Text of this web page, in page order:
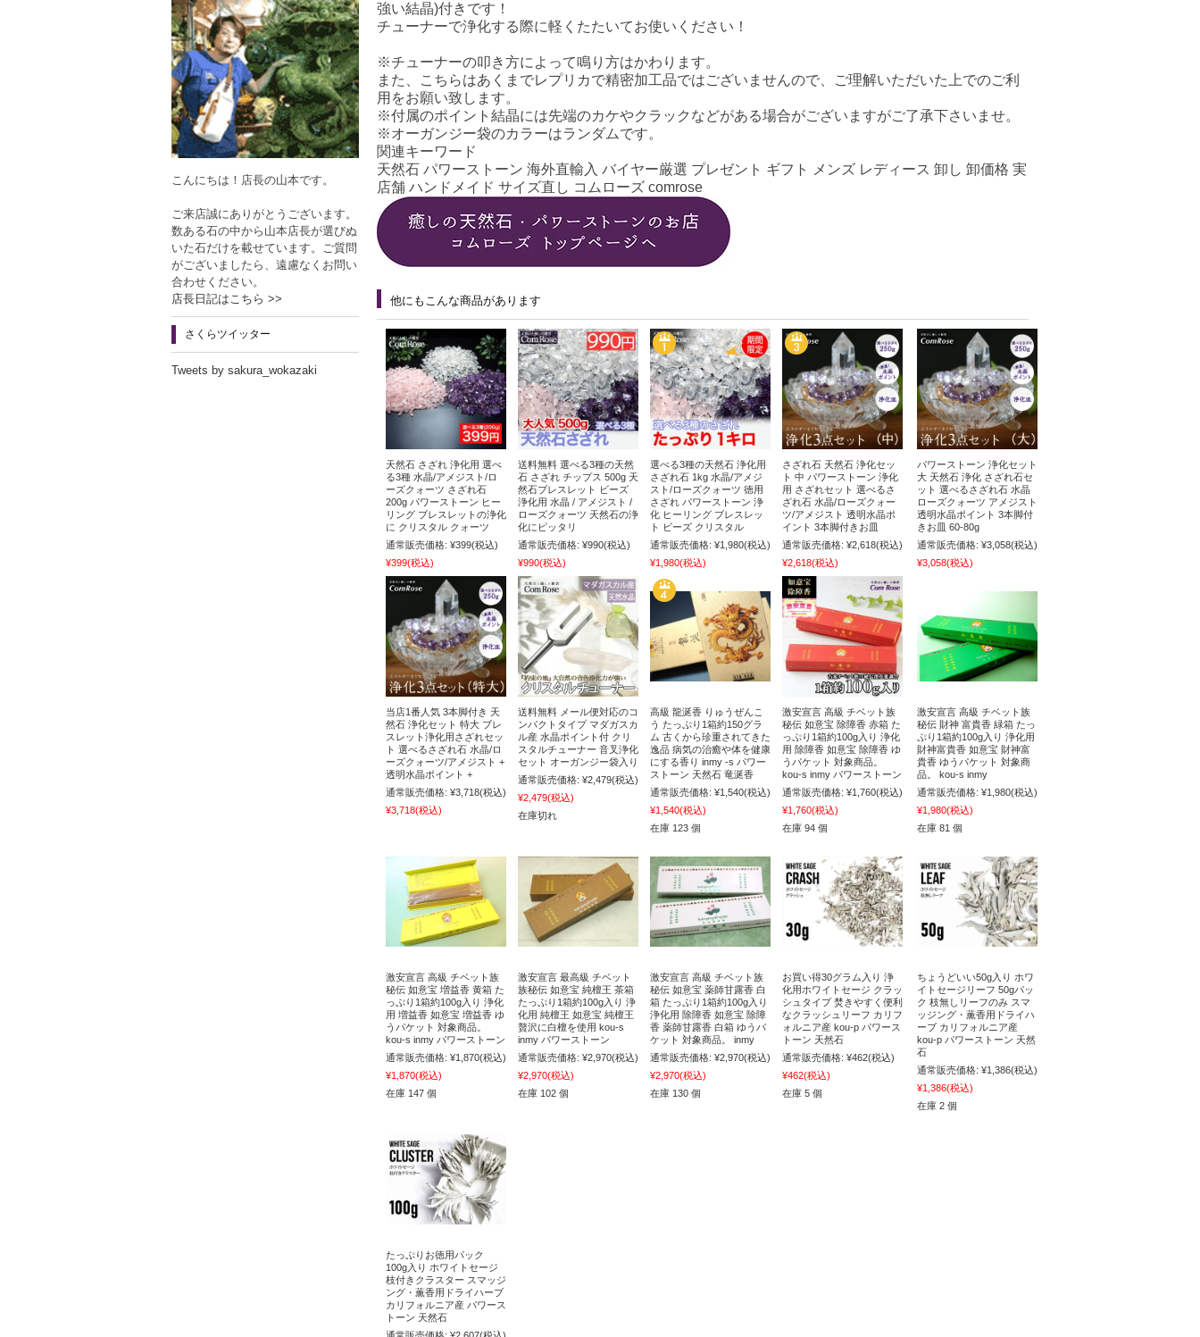
強い結晶)付きです！
チューナーで浄化する際に軽くたたいてお使いください！
※チューナーの叩き方によって鳴り方はかわります。
また、こちらはあくまでレプリカで精密加工品ではございませんので、ご理解いただいた上でのご利
用をお願い致します。
※付属のポイント結晶には先端のカケやクラックなどがある場合がございますがご了承下さいませ。
※オーガンジー袋のカラーはランダムです。
関連キーワード
天然石 パワーストーン 海外直輸入 バイヤー厳選 プレゼント ギフト メンズ レディース 卸し 卸価格 実
店舗 ハンドメイド サイズ直し コムローズ comrose
他にもこんな商品があります
天然石 さざれ 浄化用 選べ
る3種 水晶/アメジスト/ロ
ーズクォーツ さざれ石
200g パワーストーン ヒー
リング ブレスレットの浄化
に クリスタル クォーツ
通常販売価格: ¥399(税込)
¥399(税込)
送料無料 選べる3種の天然
石 さざれ チップス 500g 天
然石ブレスレット ビーズ
浄化用 水晶 / アメジスト /
ローズクォーツ 天然石の浄
化にピッタリ
通常販売価格: ¥990(税込)
¥990(税込)
選べる3種の天然石 浄化用
さざれ石 1kg 水晶/アメジ
スト/ローズクォーツ 徳用
さざれ パワーストーン 浄
化 ヒーリング ブレスレッ
ト ビーズ クリスタル
通常販売価格: ¥1,980(税込)
¥1,980(税込)
さざれ石 天然石 浄化セッ
ト 中 パワーストーン 浄化
用 さざれセット 選べるさ
ざれ石 水晶/ローズクォー
ツ/アメジスト 透明水晶ポ
イント 3本脚付きお皿
通常販売価格: ¥2,618(税込)
¥2,618(税込)
パワーストーン 浄化セット
大 天然石 浄化 さざれ石セ
ット 選べるさざれ石 水晶
ローズクォーツ アメジスト
透明水晶ポイント 3本脚付
きお皿 60-80g
通常販売価格: ¥3,058(税込)
¥3,058(税込)
当店1番人気 3本脚付き 天
然石 浄化セット 特大 ブレ
スレット浄化用さざれセッ
ト 選べるさざれ石 水晶/ロ
ーズクォーツ/アメジスト +
透明水晶ポイント +
通常販売価格: ¥3,718(税込)
¥3,718(税込)
送料無料 メール便対応のコ
ンパクトタイプ マダガスカ
ル産 水晶ポイント付 クリ
スタルチューナー 音叉浄化
セット オーガンジー袋入り
通常販売価格: ¥2,479(税込)
¥2,479(税込)
在庫切れ
高級 龍涎香 りゅうぜんこ
う たっぷり1箱約150グラ
ム 古くから珍重されてきた
逸品 病気の治癒や体を健康
にする香り inmy -s パワー
ストーン 天然石 竜涎香
通常販売価格: ¥1,540(税込)
¥1,540(税込)
在庫 123 個
激安宣言 高級 チベット族
秘伝 如意宝 除障香 赤箱 た
っぷり1箱約100g入り 浄化
用 除障香 如意宝 除障香 ゆ
うパケット 対象商品。
kou-s inmy パワーストーン
通常販売価格: ¥1,760(税込)
¥1,760(税込)
在庫 94 個
激安宣言 高級 チベット族
秘伝 財神 富貴香 緑箱 たっ
ぷり1箱約100g入り 浄化用
財神富貴香 如意宝 財神富
貴香 ゆうパケット 対象商
品。 kou-s inmy
通常販売価格: ¥1,980(税込)
¥1,980(税込)
在庫 81 個
激安宣言 高級 チベット族
秘伝 如意宝 増益香 黄箱 た
っぷり1箱約100g入り 浄化
用 増益香 如意宝 増益香 ゆ
うパケット 対象商品。
kou-s inmy パワーストーン
通常販売価格: ¥1,870(税込)
¥1,870(税込)
在庫 147 個
激安宣言 最高級 チベット
族秘伝 如意宝 純檀王 茶箱
たっぷり1箱約100g入り 浄
化用 純檀王 如意宝 純檀王
贅沢に白檀を使用 kou-s
inmy パワーストーン
通常販売価格: ¥2,970(税込)
¥2,970(税込)
在庫 102 個
激安宣言 高級 チベット族
秘伝 如意宝 薬師甘露香 白
箱 たっぷり1箱約100g入り
浄化用 除障香 如意宝 除障
香 薬師甘露香 白箱 ゆうパ
ケット 対象商品。 inmy
通常販売価格: ¥2,970(税込)
¥2,970(税込)
在庫 130 個
お買い得30グラム入り 浄
化用ホワイトセージ クラッ
シュタイプ 焚きやすく便利
なクラッシュリーフ カリフ
ォルニア産 kou-p パワース
トーン 天然石
通常販売価格: ¥462(税込)
¥462(税込)
在庫 5 個
ちょうどいい50g入り ホワ
イトセージリーフ 50gパッ
ク 枝無しリーフのみ スマ
ッジング・薫香用ドライハ
ーブ カリフォルニア産
kou-p パワーストーン 天然
石
通常販売価格: ¥1,386(税込)
¥1,386(税込)
在庫 2 個
たっぷりお徳用パック
100g入り ホワイトセージ
枝付きクラスター スマッジ
ング・薫香用ドライハーブ
カリフォルニア産 パワース
トーン 天然石
こんにちは！店長の山本です。
ご来店誠にありがとうございます。
数ある石の中から山本店長が選びぬ
いた石だけを載せています。ご質問
がございましたら、遠慮なくお問い
合わせください。
店長日記はこちら >>
さくらツイッター
Tweets by sakura_wokazaki